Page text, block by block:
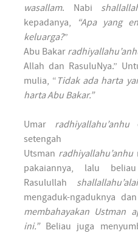
wasallam. Nabi
kepadanya,
“Apa yang
keluarga?”
Abu Bakar
Allah dan RasuluNya.”
mulia, “ Tidak ada harta
harta Abu Bakar.”
Umar radhiyallahu’anhu
Utsman radhiyallahu’anhu
pakaiannya, lalu
Rasulullah
mengaduk-ngaduknya
membahayakan Ustman
ini.”Beliau juga